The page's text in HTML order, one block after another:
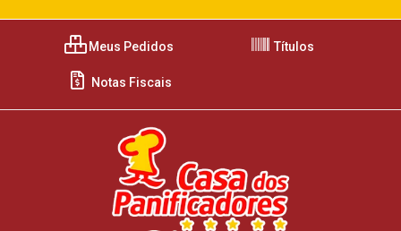
Meus Pedidos Títulos
Notas Fiscais